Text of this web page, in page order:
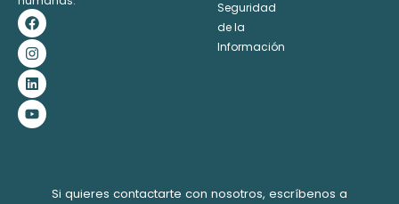
F
a
c
e
b
o
o
k
I
n
s
t
a
g
r
a
m
L
i
n
k
e
d
i
n
Y
o
u
t
u
b
e
Seguridad
de la
Información
Si quieres contactarte con nosotros, escríbenos a